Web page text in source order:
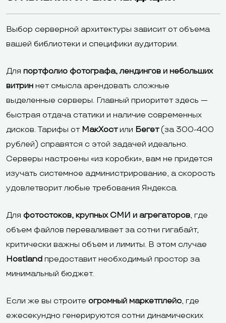
Выбор серверной архитектуры зависит от объема
вашей библиотеки и специфики аудитории.
Для портфолио фотографа, лендингов и небольших
витрин нет смысла арендовать сложные
выделенные серверы. Главный приоритет здесь —
быстрая отдача статики и наличие современных
дисков. Тарифы от МакХостили Бегет(за 300-400
рублей) справятся с этой задачей идеально.
Серверы настроены «из коробки», вам не придется
изучать системное администрирование, а скорость
удовлетворит любые требования Яндекса.
Для фотостоков, крупных СМИ и агрегаторов, где
объем файлов переваливает за сотни гигабайт,
критически важны объем и лимиты. В этом случае
Hostland предоставит необходимый простор за
минимальный бюджет.
Если же вы строите огромный маркетплейс, где
ежесекундно генерируются сотни динамических